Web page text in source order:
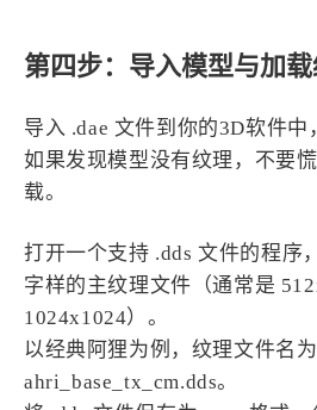
第四步：导入模型与加
导入 .dae 文件到你的3D软件中
如果发现模型没有纹理，不要
载。
打开一个支持 .dds 文件的程序
字样的主纹理文件（通常是
1024x1024）。
以经典阿狸为例，纹理文件名为
ahri_base_tx_cm.dds。